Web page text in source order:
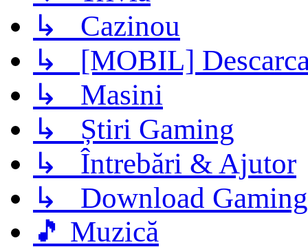
↳ Cazinou
↳ [MOBIL]
↳ Masini
↳ Știri Gaming
↳ Întrebări & Ajutor
↳ Download Gaming
🎵 Muzică